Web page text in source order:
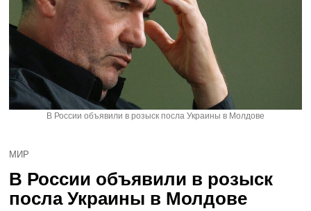
В России объявили в розыск посла Украины в Молдове
МИР
В России объявили в розыск
посла Украины в Молдове